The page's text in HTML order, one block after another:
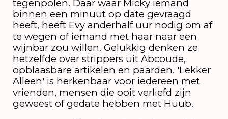
tegenpolen. Daar waar Micky iemand
binnen een minuut op date gevraagd
heeft, heeft Evy anderhalf uur nodig om af
te wegen of iemand met haar naar een
wijnbar zou willen. Gelukkig denken ze
hetzelfde over strippers uit Abcoude,
opblaasbare artikelen en paarden. 'Lekker
Alleen' is herkenbaar voor iedereen met
vrienden, mensen die ooit verliefd zijn
geweest of gedate hebben met Huub.